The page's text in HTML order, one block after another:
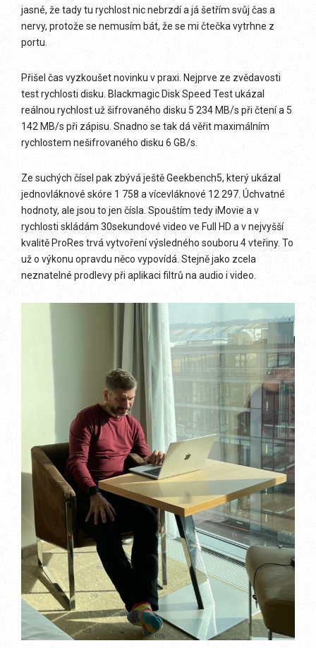
jasné, že tady tu rychlost nic nebrzdí a já šetřím svůj čas a
nervy, protože se nemusím bát, že se mi čtečka vytrhne z
portu.
Přišel čas vyzkoušet novinku v praxi. Nejprve ze zvědavosti
test rychlosti disku. Blackmagic Disk Speed Test ukázal
reálnou rychlost už šifrovaného disku 5 234 MB/s při čtení a 5
142 MB/s při zápisu. Snadno se tak dá věřit maximálním
rychlostem nešifrovaného disku 6 GB/s.
Ze suchých čísel pak zbývá ještě Geekbench5, který ukázal
jednovláknové skóre 1 758 a vícevláknové 12 297. Úchvatné
hodnoty, ale jsou to jen čísla. Spouštím tedy iMovie a v
rychlosti skládám 30sekundové video ve Full HD a v nejvyšší
kvalitě ProRes trvá vytvoření výsledného souboru 4 vteřiny. To
už o výkonu opravdu něco vypovídá. Stejně jako zcela
neznatelné prodlevy při aplikaci filtrů na audio i video.